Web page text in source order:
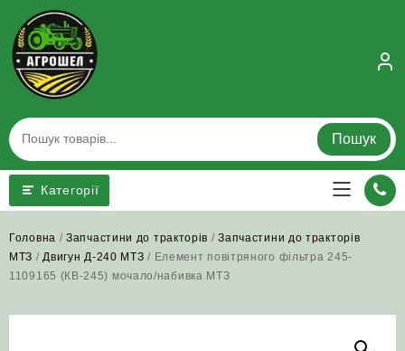
content
Пошук
Категорії
Головна /Запчастини до тракторів /Запчастини до тракторів
МТЗ / Двигун Д-240 МТЗ / Елемент повітряного фільтра 245-
1109165 (КВ-245) мочало/набивка МТЗ